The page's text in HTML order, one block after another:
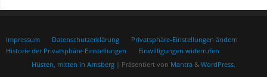
Impressum Datenschutzerklärung
Privatsphäre-Einstellungen ändern
Historie der Privatsphäre-Einstellungen
Einwilligungen widerrufen
Hüsten, mitten in Arnsberg | Präsentiert von Mantra & WordPress.